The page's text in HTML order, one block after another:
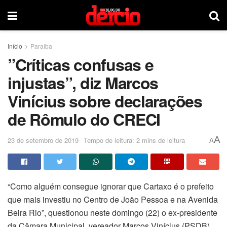
Início Paraíba
”Críticas confusas e
injustas”, diz Marcos
Vinícius sobre declarações
de Rômulo do CRECI
23 de setembro de 2019 Tempo de leitura: 2 mins de leitura AA
“Como alguém consegue ignorar que Cartaxo é o prefeito
que mais investiu no Centro de João Pessoa e na Avenida
Beira Rio”, questionou neste domingo (22) o ex-presidente